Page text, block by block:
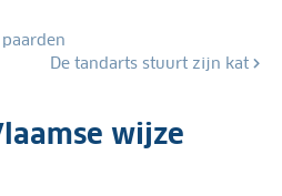
De tandarts stuurt zijn kat
wijze